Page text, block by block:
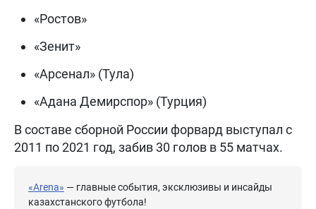
«Ростов»
«Зенит»
«Арсенал» (Тула)
«Адана Демирспор» (Турция)
В составе сборной России форвард выступал с
2011 по 2021 год, забив 30 голов в 55 матчах.
«Arena» — главные события, эксклюзивы и инсайды
казахстанского футбола!